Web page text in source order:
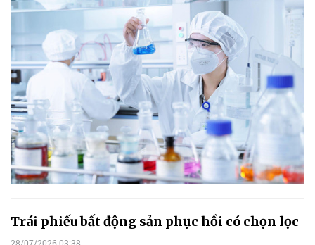
Trái phiếu bất động sản phục hồi có chọn lọc